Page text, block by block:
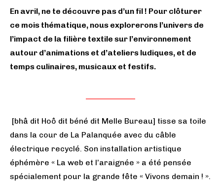
En avril, ne te découvre pas d’un fil ! Pour clôturer
ce mois thématique, nous explorerons l’univers de
l’impact de la filière textile sur l’environnement
autour d’animations et d’ateliers ludiques, et de
temps culinaires, musicaux et festifs.
[bhâ dit Hoô dit béné dit Melle Bureau] tisse sa toile
dans la cour de La Palanquée avec du câble
électrique recyclé. Son installation artistique
éphémère « La web et l’araignée » a été pensée
spécialement pour la grande fête « Vivons demain ! ».